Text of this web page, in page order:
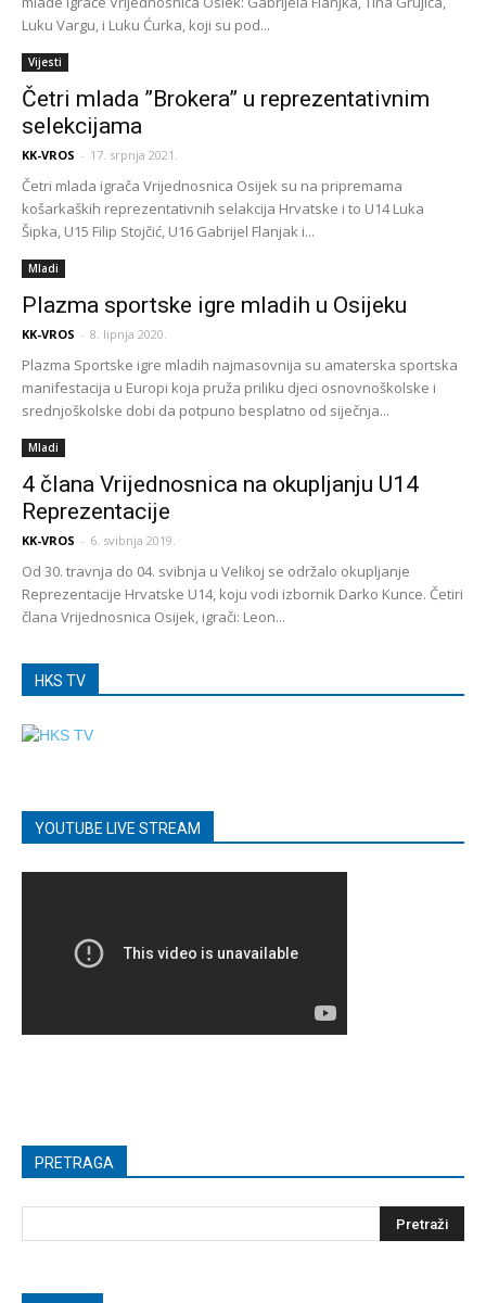
Luku Vargu, i Luku Ćurka, koji su pod...
Vijesti
Četri mlada ”Brokera” u reprezentativnim
selekcijama
KK-VROS - 17. srpnja 2021.
Četri mlada igrača Vrijednosnica Osijek su na pripremama
košarkaških reprezentativnih selakcija Hrvatske i to U14 Luka
Šipka, U15 Filip Stojčić, U16 Gabrijel Flanjak i...
Mladi
Plazma sportske igre mladih u Osijeku
KK-VROS - 8. lipnja 2020.
Plazma Sportske igre mladih najmasovnija su amaterska sportska
manifestacija u Europi koja pruža priliku djeci osnovnoškolske i
srednjoškolske dobi da potpuno besplatno od siječnja...
Mladi
4 člana Vrijednosnica na okupljanju U14
Reprezentacije
KK-VROS - 6. svibnja 2019.
Od 30. travnja do 04. svibnja u Velikoj se održalo okupljanje
Reprezentacije Hrvatske U14, koju vodi izbornik Darko Kunce. Četiri
člana Vrijednosnica Osijek, igrači: Leon...
HKS TV
YOUTUBE LIVE STREAM
PRETRAGA